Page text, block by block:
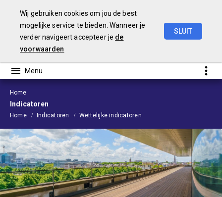
Wij gebruiken cookies om jou de best
mogelijke service te bieden. Wanneer je
verder navigeert accepteer je de
voorwaarden
SLUIT
Home
Indicatoren
Home Indicatoren Wettelijke indicatoren